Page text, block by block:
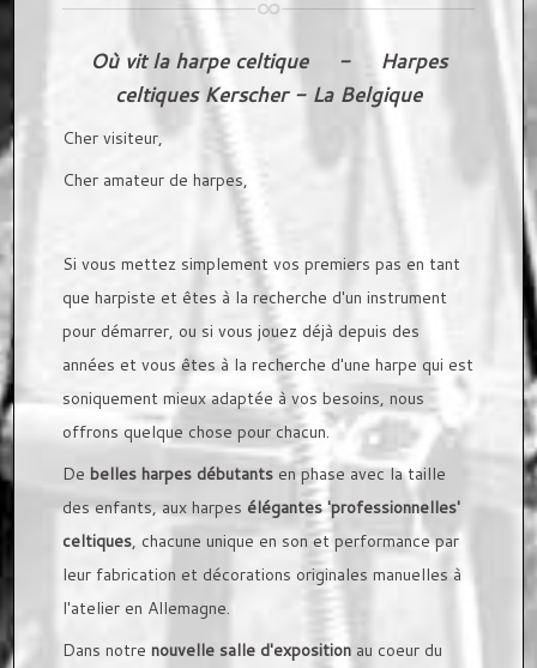
Où vit la harpe celtique - Harpes
celtiques Kerscher - La Belgique
Cher visiteur,
Cher amateur de harpes,
Si vous mettez simplement vos premiers pas en tant
que harpiste et êtes à la recherche d'un instrument
pour démarrer, ou si vous jouez déjà depuis des
années et vous êtes à la recherche d'une harpe qui est
soniquement mieux adaptée à vos besoins, nous
offrons quelque chose pour chacun.
Debelles harpes débutants en phase avec la taille
des enfants, aux harpes élégantes 'professionnelles'
celtiques, chacune unique en son et performance par
leur fabrication et décorations originales manuelles à
l'atelier en Allemagne.
Dans notrenouvelle salle d'exposition au coeur du